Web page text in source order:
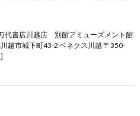
代書店川越店 別館アミューズメント館
越市城下町43-2 ベネクス川越 〒350-